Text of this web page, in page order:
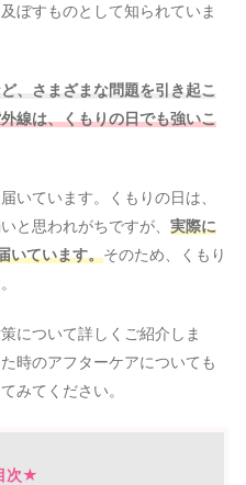
ぼすものとして知られていま
、さまざまな問題を引き起こ
線は、くもりの日でも強いこ
いています。くもりの日は、
と思われがちですが、 実際に
いています。そのため、くもり
について詳しくご紹介しま
時のアフターケアについても
みてください。
次★